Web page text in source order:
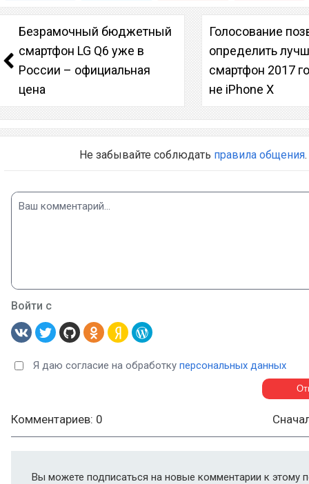
Безрамочный бюджетный
смартфон LG Q6 уже в
России – официальная
цена
Голосование
определить
смартфон 2017
не iPhone X
Не забывайте соблюдать правила общения.
Войти с
Я даю согласие на обработку персональных данных
Комментариев: 0
Вы можете подписаться на новые комментарии к этому